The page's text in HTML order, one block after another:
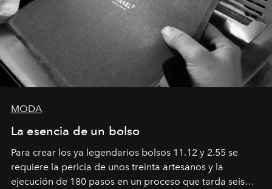
MODA
La esencia de un bolso
Para crear los ya legendarios bolsos 11.12 y 2.55 se
requiere la pericia de unos treinta artesanos y la
ejecución de 180 pasos en un proceso que tarda seis